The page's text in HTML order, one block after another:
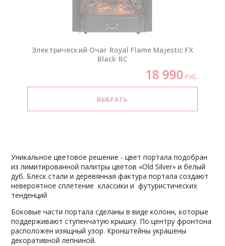
Электрический Очаг Royal Flame Majestic FX
Black RC
18 990 РУБ.
Уникальное цветовое решение - цвет портала подобран
из лимитированной палитры цветов «Old Silver» и белый
дуб. Блеск стали и деревянная фактура портала создают
невероятное сплетение классики и футуристических
тенденций
Боковые части портала сделаны в виде колонн, которые
поддерживают ступенчатую крышку. По центру фронтона
расположен изящный узор. Кронштейны украшены
декоративной лепниной.